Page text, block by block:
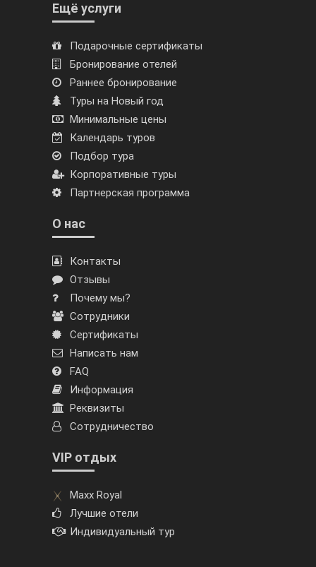
Ещё услуги
Подарочные сертификаты
Бронирование отелей
Раннее бронирование
Туры на Новый год
Минимальные цены
Календарь туров
Подбор тура
Корпоративные туры
Партнерская программа
О нас
Контакты
Отзывы
Почему мы?
Сотрудники
Сертификаты
Написать нам
FAQ
Информация
Реквизиты
Сотрудничество
VIP отдых
Maxx Royal
Лучшие отели
Индивидуальный тур